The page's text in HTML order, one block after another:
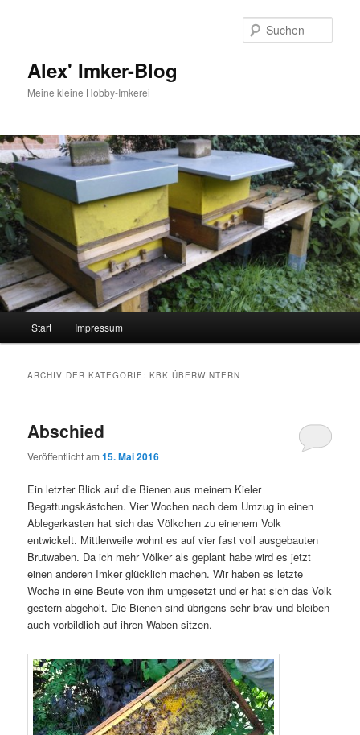
Alex' Imker-Blog
Meine kleine Hobby-Imkerei
Start Impressum
ARCHIV DER KATEGORIE:KBK ÜBERWINTERN
Abschied
Veröffentlicht am15. Mai 2016
Ein letzter Blick auf die Bienen aus meinem Kieler
Begattungskästchen. Vier Wochen nach dem Umzug in einen
Ablegerkasten hat sich das Völkchen zu einenem Volk
entwickelt. Mittlerweile wohnt es auf vier fast voll ausgebauten
Brutwaben. Da ich mehr Völker als geplant habe wird es jetzt
einen anderen Imker glücklich machen. Wir haben es letzte
Woche in eine Beute von ihm umgesetzt und er hat sich das Volk
gestern abgeholt. Die Bienen sind übrigens sehr brav und bleiben
auch vorbildlich auf ihren Waben sitzen.